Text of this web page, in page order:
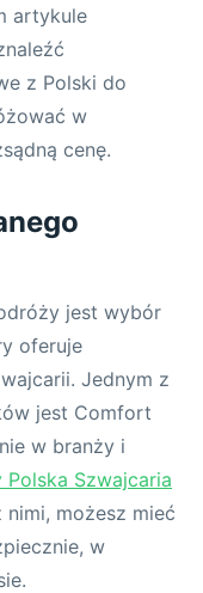
artykule
z Polski do
w
cenę.
jest wybór
oferuje
Jednym z
jest Comfort
w branży i
Polska Szwajcaria
możesz mieć
w